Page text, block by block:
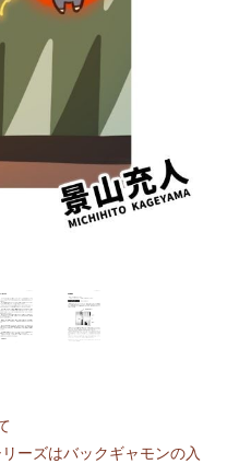
ーズはバックギャモンの入